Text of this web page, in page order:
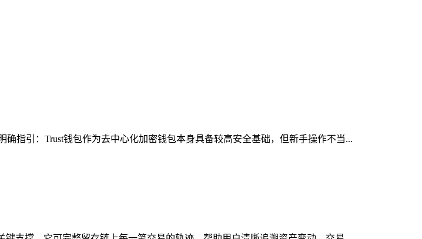
指引：Trust钱包作为去中心化加密钱包本身具备较高安全基础，但新手操作不当...